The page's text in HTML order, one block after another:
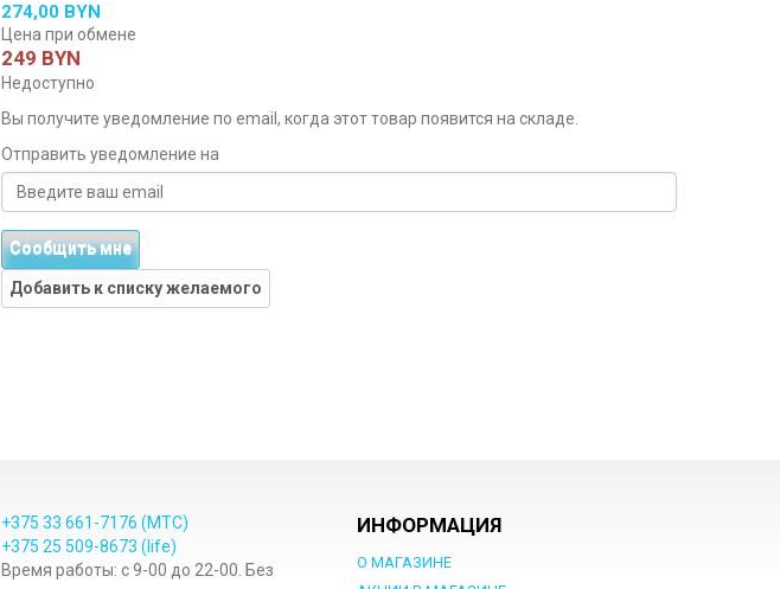
274,00 BYN
Цена при обмене
249 BYN
Недоступно
Вы получите уведомление по email, когда этот товар появится на складе.
Отправить уведомление на
Сообщить мне
Добавить к списку желаемого
+375 33 661-7176 (МТС)
+375 25 509-8673 (life)
Время работы: с 9-00 до 22-00. Без
ИНФОРМАЦИЯ
О МАГАЗИНЕ